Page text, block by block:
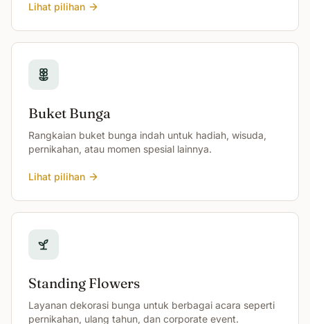
Lihat pilihan
Buket Bunga
Rangkaian buket bunga indah untuk hadiah, wisuda,
pernikahan, atau momen spesial lainnya.
Lihat pilihan
Standing Flowers
Layanan dekorasi bunga untuk berbagai acara seperti
pernikahan, ulang tahun, dan corporate event.